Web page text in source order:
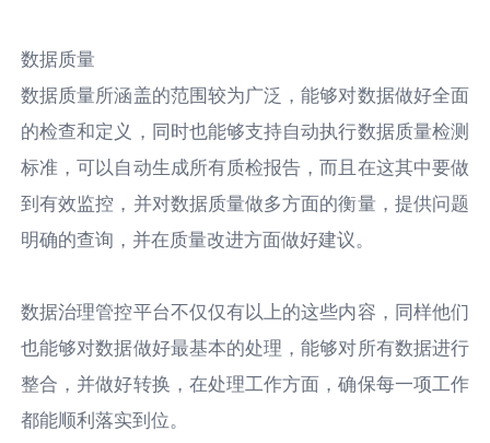
数据质量
数据质量所涵盖的范围较为广泛，能够对数据做好全面
的检查和定义，同时也能够支持自动执行数据质量检测
标准，可以自动生成所有质检报告，而且在这其中要做
到有效监控，并对数据质量做多方面的衡量，提供问题
明确的查询，并在质量改进方面做好建议。
数据治理管控平台不仅仅有以上的这些内容，同样他们
也能够对数据做好最基本的处理，能够对所有数据进行
整合，并做好转换，在处理工作方面，确保每一项工作
都能顺利落实到位。